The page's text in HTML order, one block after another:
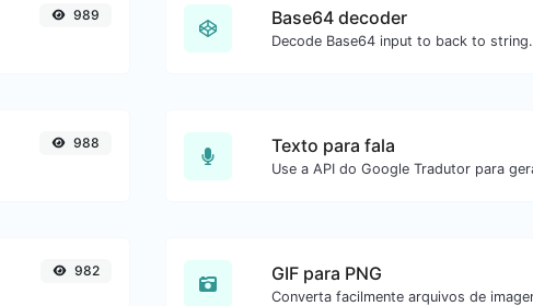
989 Base64 decoder
Decode Base64 input to back to string.
988 Texto para fala
982 GIF para PNG